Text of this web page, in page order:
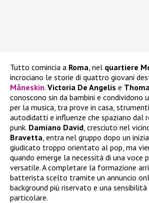
Tutto comincia a Roma , nel quartiere
incrociano le storie di quattro giovani
Måneskin. Victoria De Angelis e
conoscono sin da bambini e condividono
per la musica, tra prove in casa,
autodidatti e influenze che spaziano dal
punk. Damiano David , cresciuto nel
Bravetta , entra nel gruppo dopo un
giudicato troppo orientato al pop, ma
quando emerge la necessità di una voce
versatile. A completare la formazione
batterista scelto tramite un annuncio
background più riservato e una
particolare.